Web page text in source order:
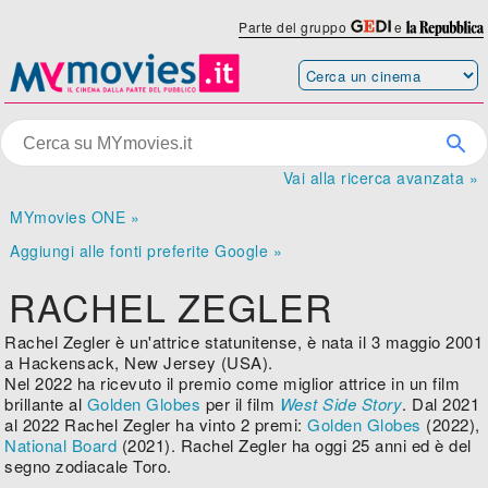
Parte del gruppo e
Vai alla ricerca avanzata »
MYmovies ONE »
Aggiungi alle fonti preferite Google »
RACHEL ZEGLER
Rachel Zegler è un'attrice statunitense, è nata il 3 maggio 2001
a Hackensack, New Jersey (USA).
Nel 2022 ha ricevuto il premio come miglior attrice in un film
brillante al Golden Globes per il film West Side Story. Dal 2021
al 2022 Rachel Zegler ha vinto 2 premi:Golden Globes (2022),
National Board (2021). Rachel Zegler ha oggi 25 anni ed è del
segno zodiacale Toro.